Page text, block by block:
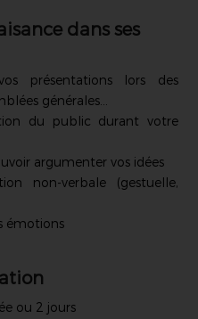
dans ses
présentations lors des
générales...
du public durant votre
argumenter vos idées
non-verbale (gestuelle,
émotions
ou 2 jours